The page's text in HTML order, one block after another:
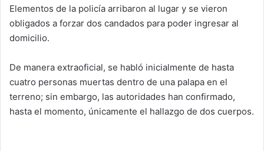
Elementos de la policía arribaron al lugar y se vieron
obligados a forzar dos candados para poder ingresar al
domicilio.
De manera extraoficial, se habló inicialmente de hasta
cuatro personas muertas dentro de una palapa en el
terreno; sin embargo, las autoridades han confirmado,
hasta el momento, únicamente el hallazgo de dos cuerpos.